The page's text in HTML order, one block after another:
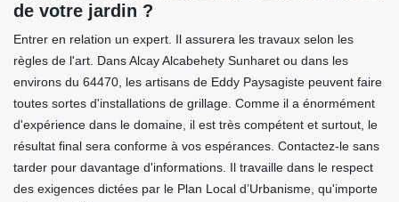
de votre jardin ?
Entrer en relation un expert. Il assurera les travaux selon les
règles de l'art. Dans Alcay Alcabehety Sunharet ou dans les
environs du 64470, les artisans de Eddy Paysagiste peuvent faire
toutes sortes d'installations de grillage. Comme il a énormément
d'expérience dans le domaine, il est très compétent et surtout, le
résultat final sera conforme à vos espérances. Contactez-le sans
tarder pour davantage d'informations. Il travaille dans le respect
des exigences dictées par le Plan Local d’Urbanisme, qu'importe